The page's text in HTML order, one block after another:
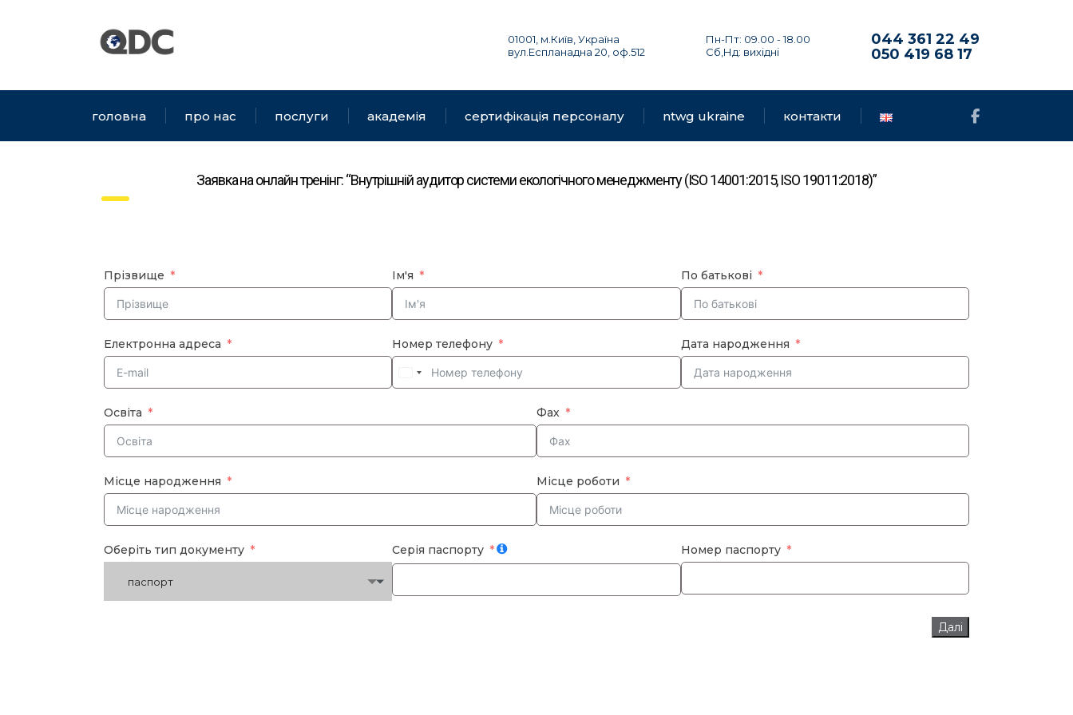
044 361 22 49
050 419 68 17
Пн-Пт: 09.00 - 18.00
Сб,Нд: вихідні
01001, м.Київ, Україна
вул.Еспланадна 20, оф.512
головна про нас послуги академія сертифікація персоналу ntwg ukraine контакти
Заявка на онлайн тренінг: “Внутрішній аудитор системи екологічного менеджменту (ISO 14001:2015, ISO 19011:2018)”
Прізвище Ім'я По батькові
Електронна адреса Номер телефону Дата народження
Освіта
Місце народження
Фах
Місце роботи
Оберіть тип документу
паспорт
Серія паспорту Номер паспорту
Далі